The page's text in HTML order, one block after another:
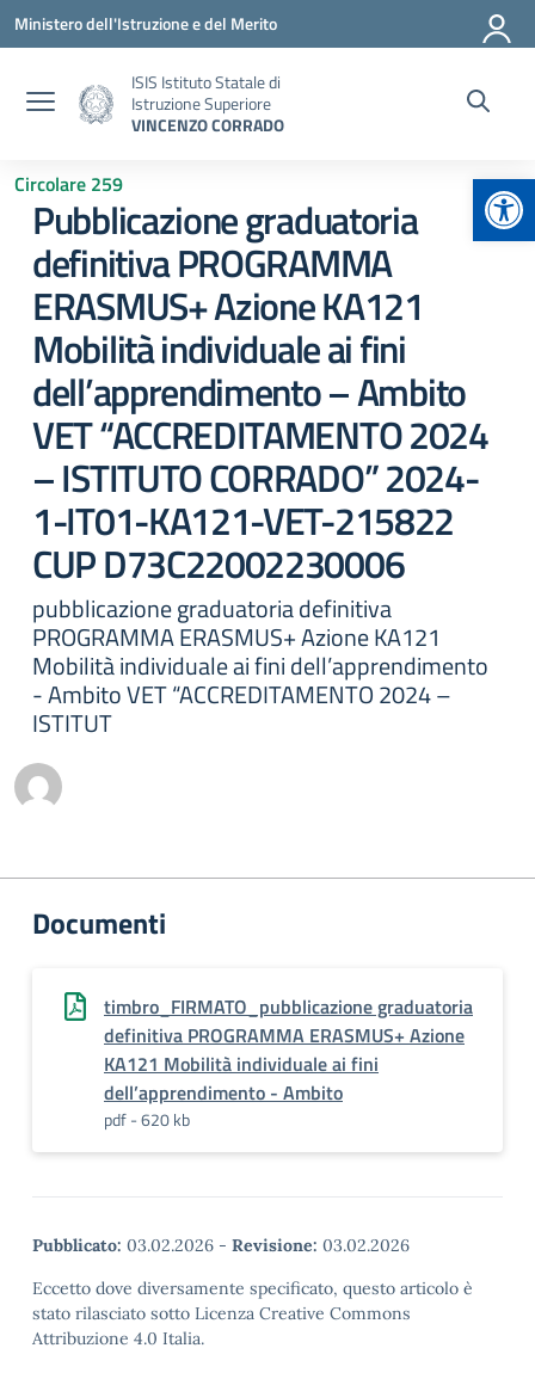
Vai ai contenuti
Vai al menu di navigazione
Vai al footer
Ministero dell'Istruzione e del Merito
ISIS Istituto Statale di
Istruzione Superiore
VINCENZO CORRADO
Circolare 259
Pubblicazione graduatoria
definitiva PROGRAMMA
ERASMUS+ Azione KA121
Mobilità individuale ai fini
dell’apprendimento – Ambito
VET “ACCREDITAMENTO 2024
– ISTITUTO CORRADO” 2024-
1-IT01-KA121-VET-215822
CUP D73C22002230006
pubblicazione graduatoria definitiva
PROGRAMMA ERASMUS+ Azione KA121
Mobilità individuale ai fini dell’apprendimento
- Ambito VET “ACCREDITAMENTO 2024 –
ISTITUT
Documenti
timbro_FIRMATO_pubblicazione graduatoria
definitiva PROGRAMMA ERASMUS+ Azione
KA121 Mobilità individuale ai fini
dell’apprendimento - Ambito
pdf - 620 kb
Pubblicato: 03.02.2026 - Revisione: 03.02.2026
Eccetto dove diversamente specificato, questo articolo è
stato rilasciato sotto Licenza Creative Commons
Attribuzione 4.0 Italia.